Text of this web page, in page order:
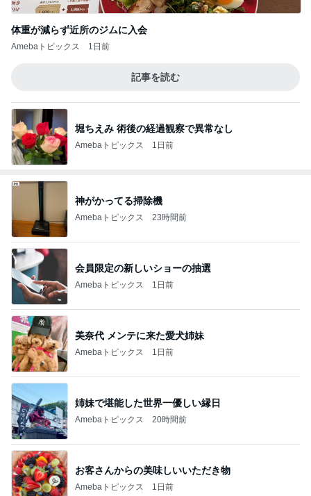
体重が減らず近所のジムに入会
Amebaトピックス 1日前
記事を読む
堀ちえみ 術後の経過観察で異常なし
Amebaトピックス 1日前
神がかってる掃除機
Amebaトピックス 23時間前
会員限定の新しいショーの抽選
Amebaトピックス 1日前
美奈代 メンテに来た愛犬姉妹
Amebaトピックス 1日前
姉妹で堪能した世界一優しい縁日
Amebaトピックス 20時間前
お客さんからの美味しいいただき物
Amebaトピックス 1日前